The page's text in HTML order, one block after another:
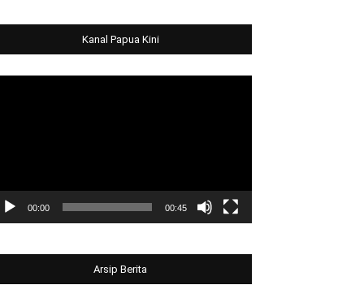
Kanal Papua Kini
00:00 00:45
Arsip Berita